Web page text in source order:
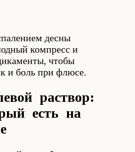
десны
компресс и
чтобы
и боль при флюсе.
раствор:
есть на